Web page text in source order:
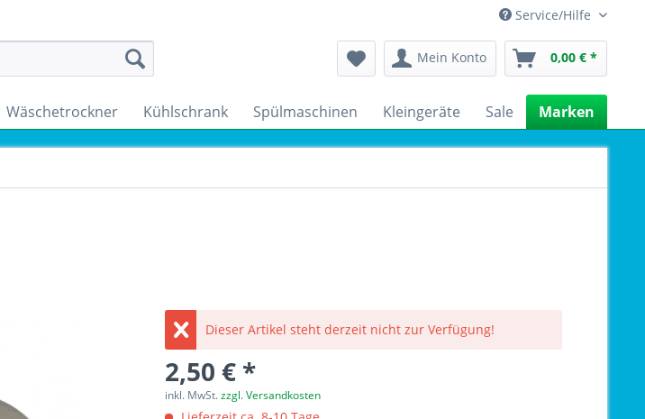
Service/Hilfe
Mein Konto 0,00 € *
Wäschetrockner Kühlschrank Spülmaschinen Kleingeräte Sale Marken
Dieser Artikel steht derzeit nicht zur Verfügung!
2,50 € *
inkl. MwSt.zzgl. Versandkosten